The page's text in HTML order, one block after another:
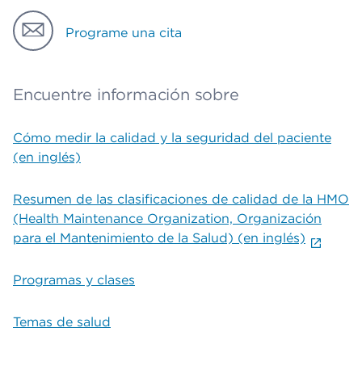
Programe una cita
Encuentre información sobre
Cómo medir la calidad y la seguridad del paciente
(en inglés)
Resumen de las clasificaciones de calidad de la HMO
(Health Maintenance Organization, Organización
para el Mantenimiento de la Salud) (en inglés)
Programas y clases
Temas de salud